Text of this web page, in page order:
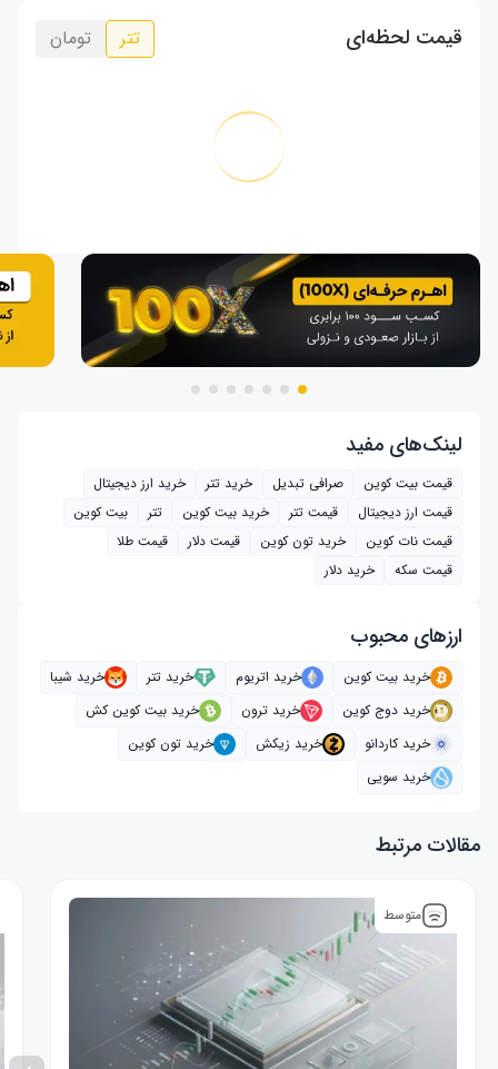
قیمت لحظه‌ای تتر تومان
لینک‌های مفید
قیمت بیت کوین صرافی تبدیل خرید تتر
خرید ارز دیجیتال
قیمت ارز دیجیتال
قیمت تتر خرید بیت‌ کوین تتر
بیت کوین
قیمت نات کوین
خرید تون کوین قیمت دلار
قیمت طلا
قیمت سکه
خرید دلار
ارز‌های محبوب
خرید بیت کوین خرید اتریوم خرید تتر
خرید شیبا
خرید دوج کوین
خرید ترون
خرید بیت کوین کش
خرید کاردانو
خرید زیکش
خرید تون کوین
خرید سویی
مقالات مرتبط
متوسط